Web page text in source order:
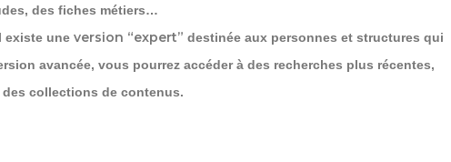
des fiches métiers…
existe une version “expert” destinée aux personnes et structures qui
avancée, vous pourrez accéder à des recherches plus récentes,
des collections de contenus.